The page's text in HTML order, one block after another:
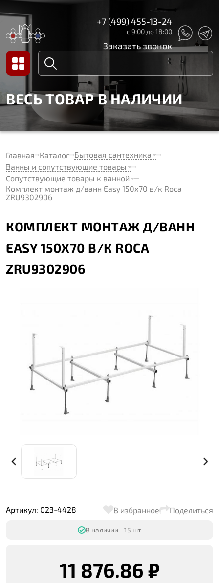
+7 (499) 455-13-24
с 9:00 до 18:00
Заказать звонок
ВЕСЬ ТОВАР В НАЛИЧИИ
Главная Каталог Бытовая сантехника
Ванны и сопутствующие товары
Сопутствующие товары к ванной
Комплект монтаж д/ванн Easy 150х70 в/к Roca
ZRU9302906
КОМПЛЕКТ МОНТАЖ Д/ВАНН
EASY 150Х70 В/К ROCA
ZRU9302906
Артикул: 023-4428 В избранное Поделиться
В наличии - 15 шт
11 876.86 ₽